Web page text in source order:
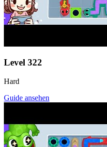
Level 322
Hard
Guide ansehen